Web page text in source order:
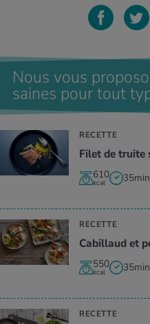
Nous vous
saines pour tout
RECETTE
Filet de truite
610
kcal 35min
RECETTE
Cabillaud et
550
kcal 35min
RECETTE